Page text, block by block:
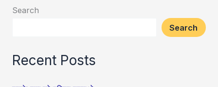
Search
Search
Recent Posts